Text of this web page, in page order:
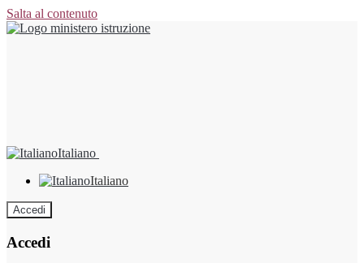
Salta al contenuto
Italiano
Italiano
Accedi
Accedi